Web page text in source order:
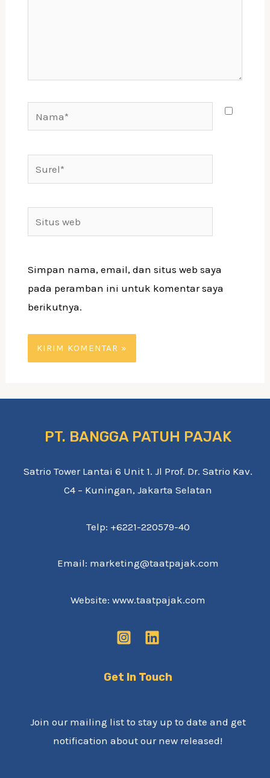
Situs
web
Simpan nama, email, dan situs web saya
pada peramban ini untuk komentar saya
berikutnya.
PT. BANGGA PATUH PAJAK
Satrio Tower Lantai 6 Unit 1. Jl Prof. Dr. Satrio Kav.
C4 – Kuningan, Jakarta Selatan
Telp: +6221-220579-40
Email: marketing@taatpajak.com
Website: www.taatpajak.com
Get In Touch
Join our mailing list to stay up to date and get
notification about our new released!